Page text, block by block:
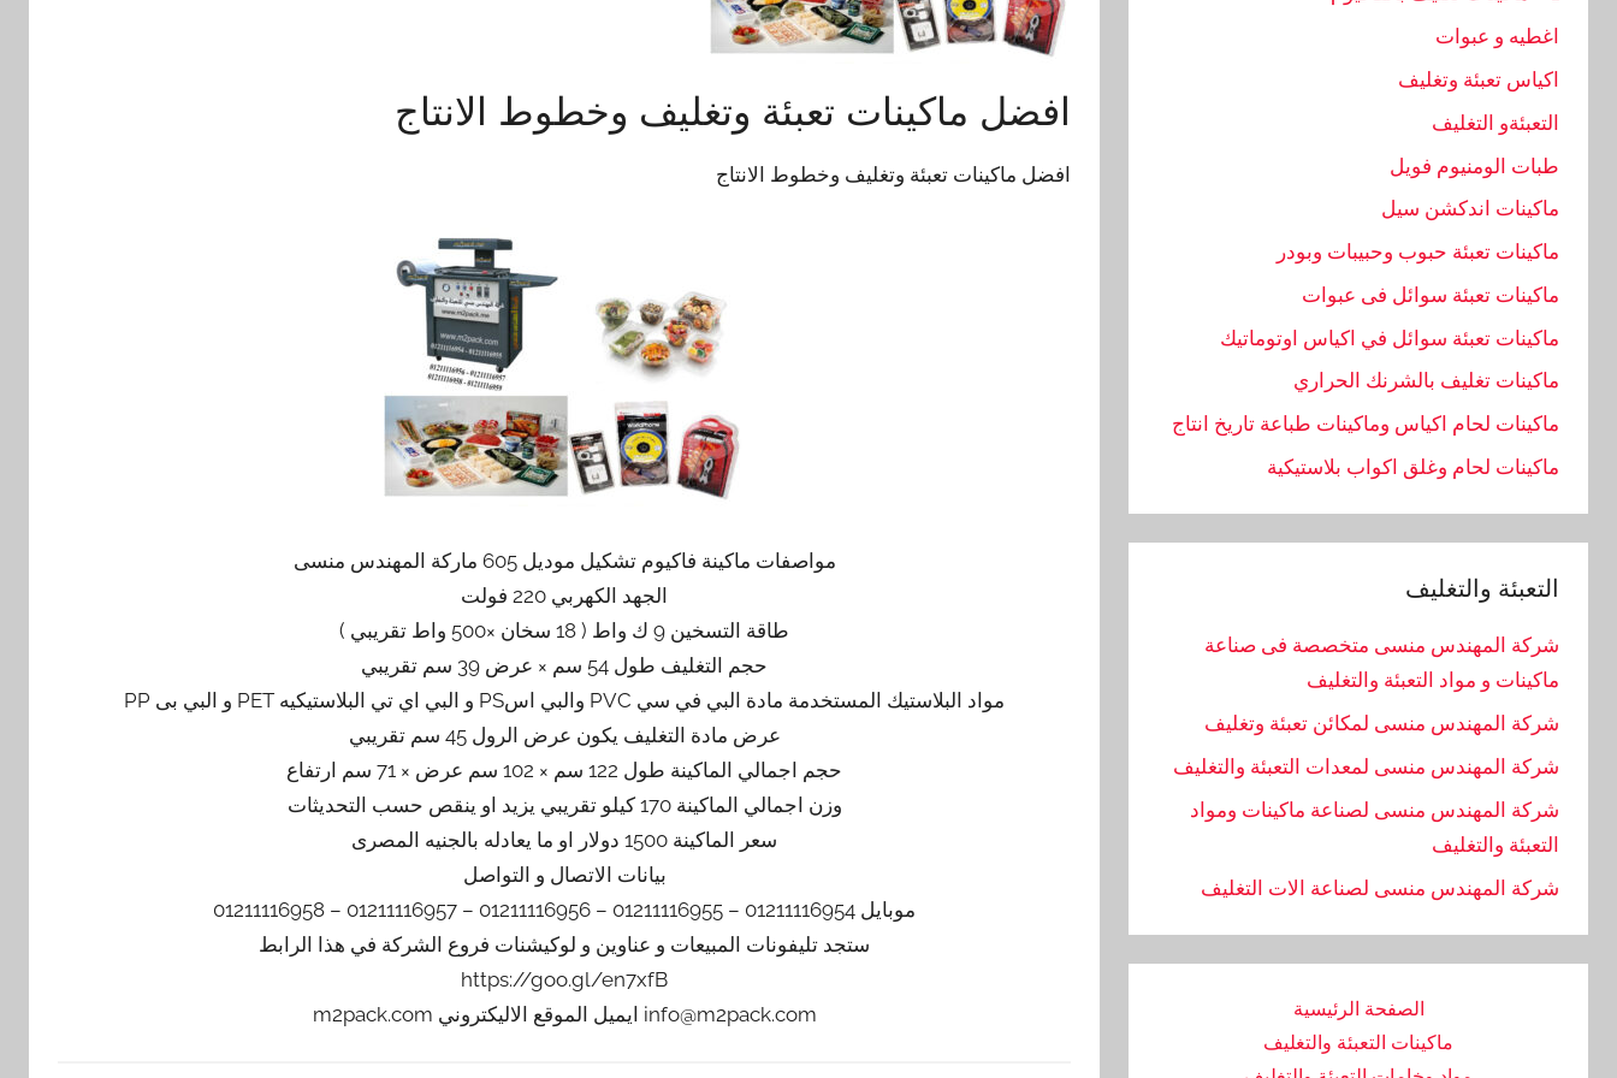
افضل ماكينات تعبئة وتغليف وخطوط الانتاج
افضل ماكينات تعبئة وتغليف وخطوط الانتاج
مواصفات ماكينة فاكيوم تشكيل موديل 605 ماركة المهندس منسى
الجهد الكهربي 220 فولت
طاقة التسخين 9 ك واط ( 18 سخان ×500 واط تقريبي )
حجم التغليف طول 54 سم × عرض 39 سم تقريبي
مواد البلاستيك المستخدمة مادة البي في سي PVC والبي اسPS و البي اي تي البلاستيكيه PET و البي بى PP
عرض مادة التغليف يكون عرض الرول 45 سم تقريبي
حجم اجمالي الماكينة طول 122 سم × 102 سم عرض × 71 سم ارتفاع
وزن اجمالي الماكينة 170 كيلو تقريبي يزيد او ينقص حسب التحديثات
سعر الماكينة 1500 دولار او ما يعادله بالجنيه المصرى
بيانات الاتصال و التواصل
موبايل 01211116954 – 01211116955 – 01211116956 – 01211116957 – 01211116958
ستجد تليفونات المبيعات و عناوين و لوكيشنات فروع الشركة في هذا الرابط
https://goo.gl/en7xfB
info@m2pack.com ايميل الموقع الاليكتروني m2pack.com
اغطيه و عبوات
اكياس تعبئة وتغليف
التعبئةو التغليف
طبات الومنيوم فويل
ماكينات اندكشن سيل
ماكينات تعبئة حبوب وحبيبات وبودر
ماكينات تعبئة سوائل فى عبوات
ماكينات تعبئة سوائل في اكياس اوتوماتيك
ماكينات تغليف بالشرنك الحراري
ماكينات لحام اكياس وماكينات طباعة تاريخ انتاج
ماكينات لحام وغلق اكواب بلاستيكية
التعبئة والتغليف
شركة المهندس منسى متخصصة فى صناعة
ماكينات و مواد التعبئة والتغليف
شركة المهندس منسى لمكائن تعبئة وتغليف
شركة المهندس منسى لمعدات التعبئة والتغليف
شركة المهندس منسى لصناعة ماكينات ومواد
التعبئة والتغليف
‏شركة المهندس منسى لصناعة الات التغليف
الصفحة الرئيسية
ماكينات التعبئة والتغليف